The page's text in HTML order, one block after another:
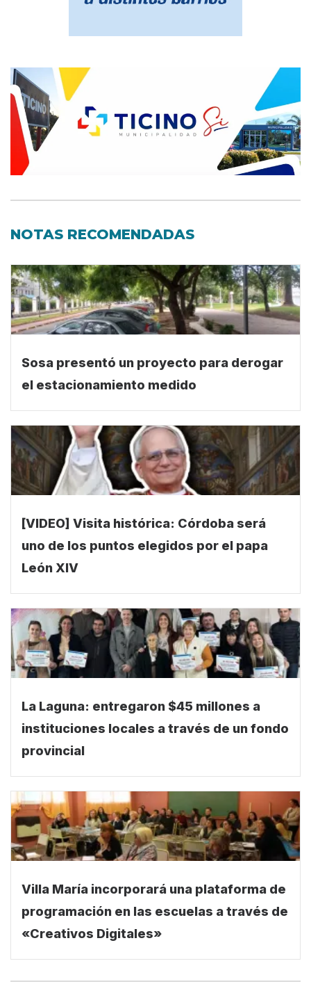
NOTAS RECOMENDADAS
Sosa presentó un proyecto para derogar
el estacionamiento medido
[VIDEO] Visita histórica: Córdoba será
uno de los puntos elegidos por el papa
León XIV
La Laguna: entregaron $45 millones a
instituciones locales a través de un fondo
provincial
Villa María incorporará una plataforma de
programación en las escuelas a través de
«Creativos Digitales»